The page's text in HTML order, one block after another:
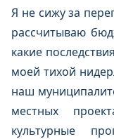
Я не сижу за
рассчитываю
какие
моей тихой
наш
местных
культурные